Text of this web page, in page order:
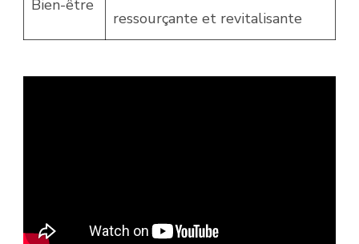
Bien-être
ressourçante et revitalisante